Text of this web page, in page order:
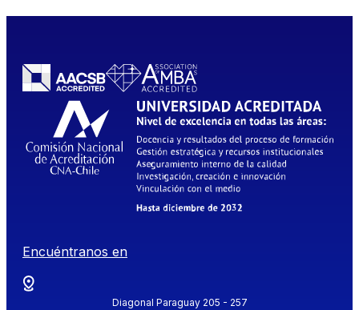
Encuéntranos en
Diagonal Paraguay 205 - 257